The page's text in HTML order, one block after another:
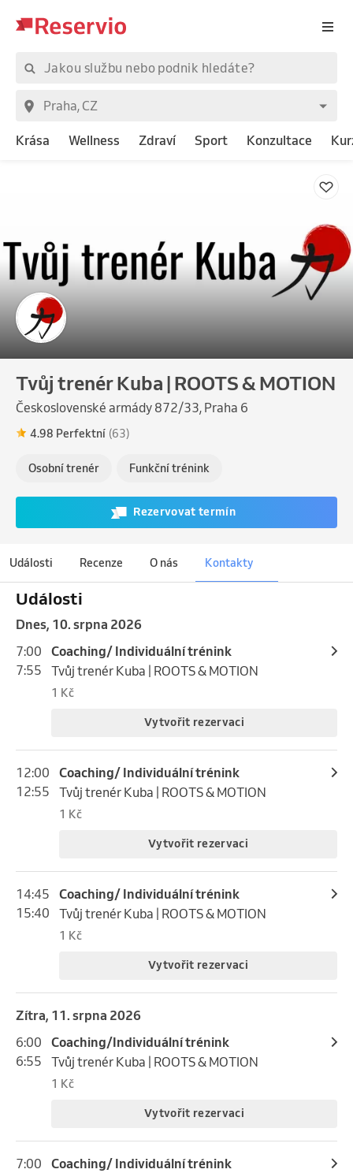
Krása Wellness Zdraví Sport Konzultace
Tvůj trenér Kuba | ROOTS & MOTION
Československé armády 872/33, Praha 6
4.98 Perfektní (63)
Osobní trenér Funkční trénink
Rezervovat termín
Události Recenze O nás Kontakty
Události
Dnes, 10. srpna 2026
7:00
7:55
Coaching/ Individuální trénink
Tvůj trenér Kuba | ROOTS & MOTION
1 Kč
Vytvořit rezervaci
12:00
12:55
Coaching/ Individuální trénink
Tvůj trenér Kuba | ROOTS & MOTION
1 Kč
Vytvořit rezervaci
14:45
15:40
Coaching/ Individuální trénink
Tvůj trenér Kuba | ROOTS & MOTION
1 Kč
Vytvořit rezervaci
Zítra, 11. srpna 2026
6:00
6:55
Coaching/Individuální trénink
Tvůj trenér Kuba | ROOTS & MOTION
1 Kč
Vytvořit rezervaci
7:00
Coaching/ Individuální trénink